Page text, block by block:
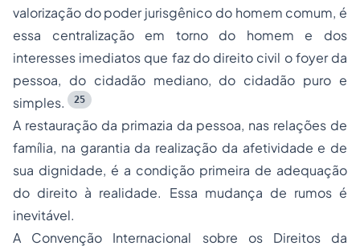
valorização do poder jurisgênico do homem comum, é
essa centralização em torno do homem e dos
interesses imediatos que faz do direito civil ofoyerda
pessoa, do cidadão mediano, do cidadão puro e
simples.
25
A restauração da primazia da pessoa, nas relações de
família, na garantia da realização da afetividade e de
sua dignidade, é a condição primeira de adequação
do direito à realidade. Essa mudança de rumos é
inevitável.
A Convenção Internacional sobre os Direitos da